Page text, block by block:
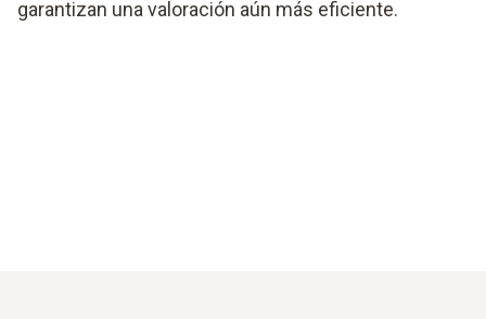
garantizan una valoración aún más eficiente.